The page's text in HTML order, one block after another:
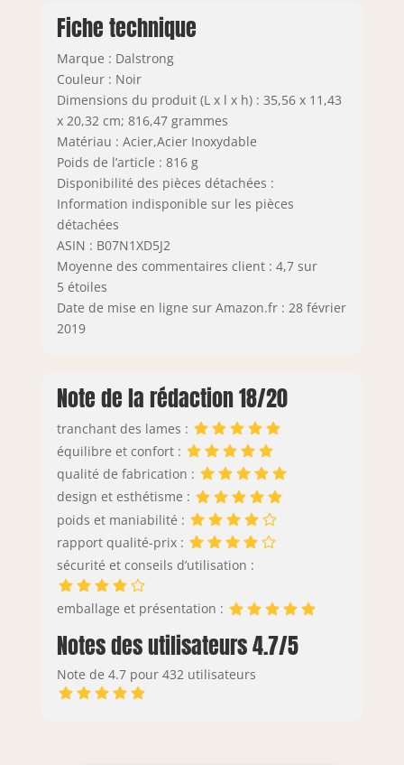
Fiche technique
Marque : Dalstrong
Couleur : Noir
Dimensions du produit (L x l x h) : 35,56 x 11,43
x 20,32 cm; 816,47 grammes
Matériau : Acier,Acier Inoxydable
Poids de l’article : 816 g
Disponibilité des pièces détachées :
Information indisponible sur les pièces
détachées
ASIN : B07N1XD5J2
Moyenne des commentaires client : 4,7 sur
5 étoiles
Date de mise en ligne sur Amazon.fr : 28 février
2019
Note de la rédaction 18/20
tranchant des lames :
équilibre et confort :
qualité de fabrication :
design et esthétisme :
poids et maniabilité :
rapport qualité-prix :
sécurité et conseils d’utilisation :
emballage et présentation :
Notes des utilisateurs 4.7/5
Note de 4.7 pour 432 utilisateurs